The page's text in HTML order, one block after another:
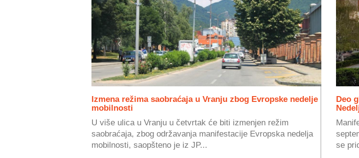
Izmena režima saobraćaja u Vranju zbog Evropske nedelje
mobilnosti
U više ulica u Vranju u četvrtak će biti izmenjen režim
saobraćaja, zbog održavanja manifestacije Evropska nedelja
mobilnosti, saopšteno je iz JP...
Deo
se